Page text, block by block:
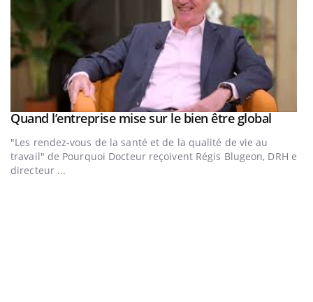
Youtube
Quand l’entreprise mise sur le bien être global
"Les rendez-vous de la santé et de la qualité de vie au
travail" de Pourquoi Docteur reçoivent Régis Blugeon, DRH et
directeur ...